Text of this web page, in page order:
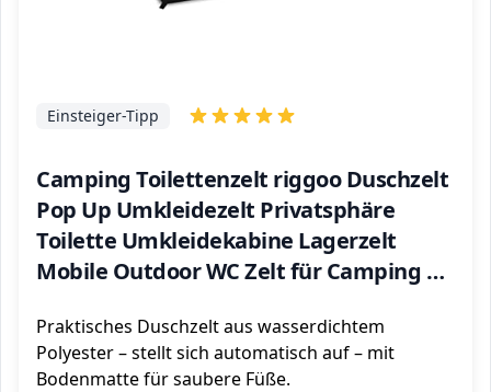
Camping Toilettenzelt riggoo Duschzelt
Pop Up Umkleidezelt Privatsphäre
Toilette Umkleidekabine Lagerzelt
Mobile Outdoor WC Zelt für Camping &
Einsteiger-Tipp
Praktisches Duschzelt aus wasserdichtem
Polyester – stellt sich automatisch auf – mit
Bodenmatte für saubere Füße.